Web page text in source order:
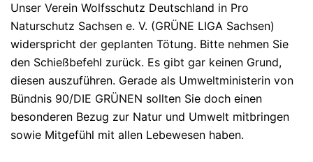
Unser Verein Wolfsschutz Deutschland in Pro
Naturschutz Sachsen e. V. (GRÜNE LIGA Sachsen)
widerspricht der geplanten Tötung. Bitte nehmen Sie
den Schießbefehl zurück. Es gibt gar keinen Grund,
diesen auszuführen. Gerade als Umweltministerin von
Bündnis 90/DIE GRÜNEN sollten Sie doch einen
besonderen Bezug zur Natur und Umwelt mitbringen
sowie Mitgefühl mit allen Lebewesen haben.